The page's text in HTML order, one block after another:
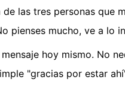
de las tres personas que
pienses mucho, ve a lo
hoy mismo. No
"gracias por estar